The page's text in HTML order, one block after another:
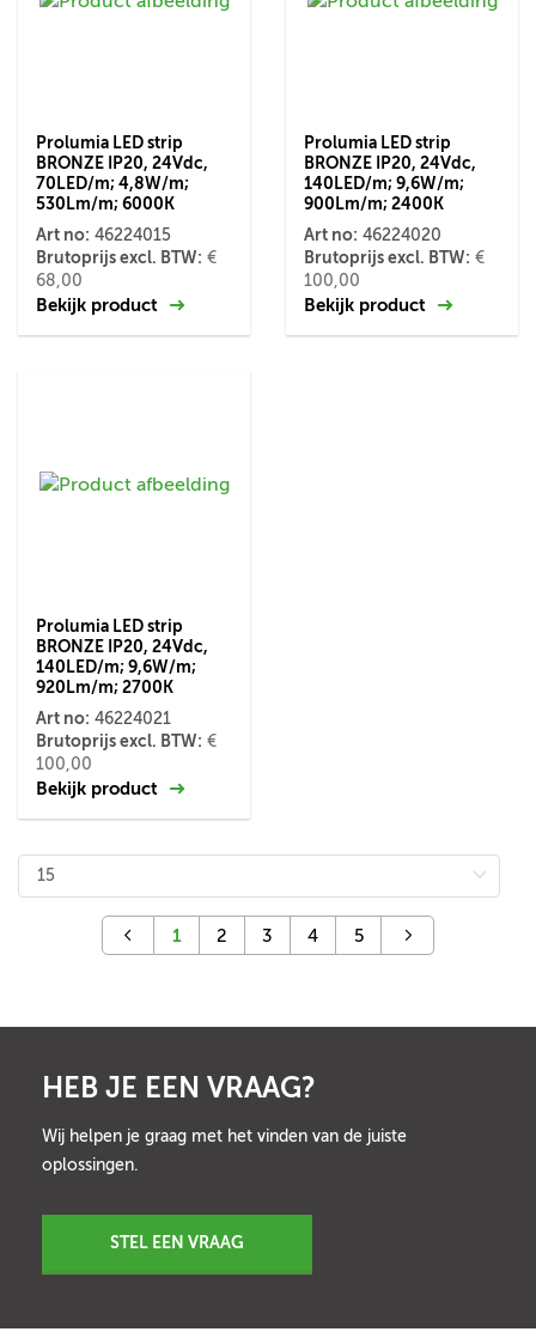
Prolumia LED strip
BRONZE IP20, 24Vdc,
70LED/m; 4,8W/m;
530Lm/m; 6000K
Art no: 46224015
Brutoprijs excl. BTW: €
68,00
Bekijk product
Prolumia LED strip
BRONZE IP20, 24Vdc,
140LED/m; 9,6W/m;
900Lm/m; 2400K
Art no: 46224020
Brutoprijs excl. BTW: €
100,00
Bekijk product
Prolumia LED strip
BRONZE IP20, 24Vdc,
140LED/m; 9,6W/m;
920Lm/m; 2700K
Art no: 46224021
Brutoprijs excl. BTW: €
100,00
Bekijk product
1 2 3 4 5
HEB JE EEN VRAAG?
Wij helpen je graag met het vinden van de juiste
oplossingen.
STEL EEN VRAAG